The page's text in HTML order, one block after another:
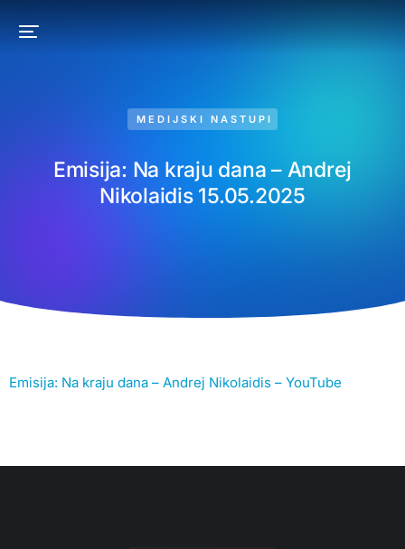
MEDIJSKI NASTUPI
Emisija: Na kraju dana – Andrej
Nikolaidis 15.05.2025
Emisija: Na kraju dana – Andrej Nikolaidis – YouTube